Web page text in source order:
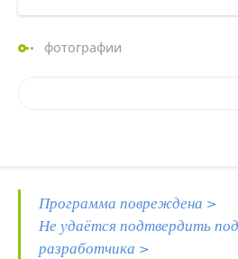
фотографии
Программа повреждена >
Не удаётся подтвердить
разработчика >